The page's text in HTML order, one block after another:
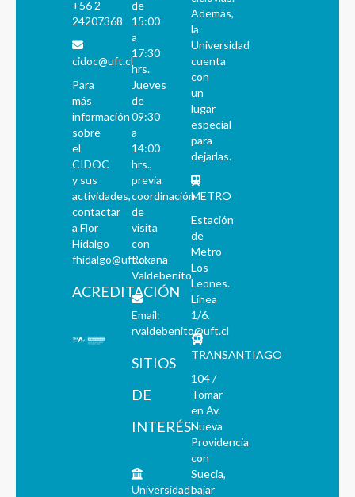
+56 2
24207368
cidoc@uft.cl
Para
más
información
sobre
el
CIDOC
y sus
actividades,
contactar
a Flor
Hidalgo
fhidalgo@uft.cl
ACREDITACIÓN
de
15:00
a
17:30
hrs.
Jueves
de
09:30
a
14:00
hrs.,
previa
coordinación
de
visita
con
Roxana
Valdebenito.
Email:
rvaldebenito@uft.cl
SITIOS
DE
INTERÉS
Universidad
Además,
la
Universidad
cuenta
con
un
lugar
especial
para
dejarlas.
METRO
Estación
de
Metro
Los
Leones.
Línea
1/6.
TRANSANTIAGO
104 /
Tomar
en Av.
Nueva
Providencia
con
Suecia,
bajar